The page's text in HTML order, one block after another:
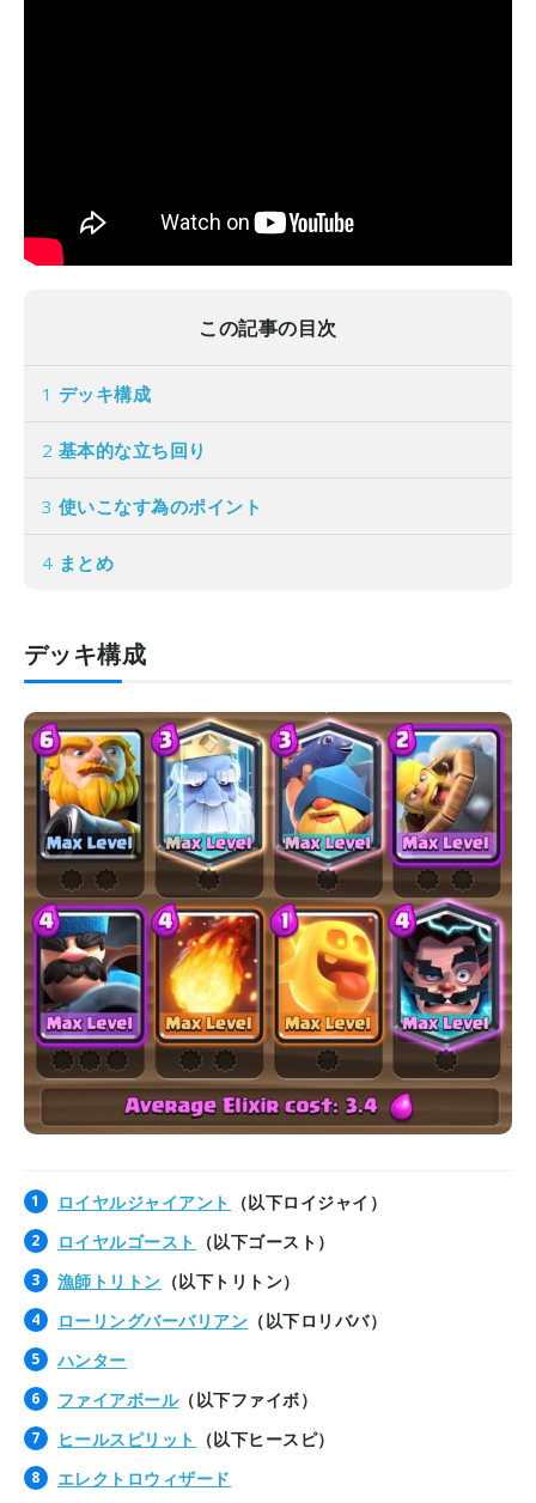
この記事の目次
1 デッキ構成
2 基本的な立ち回り
3 使いこなす為のポイント
4 まとめ
デッキ構成
ロイヤルジャイアント
（以下ロイジャイ）
ロイヤルゴースト
（以下ゴースト）
漁師トリトン （以下トリトン）
ローリングバーバリアン （以下ロリババ）
ハンター
ファイアボール（以下ファイボ）
ヒールスピリット
（以下ヒースピ）
エレクトロウィザード